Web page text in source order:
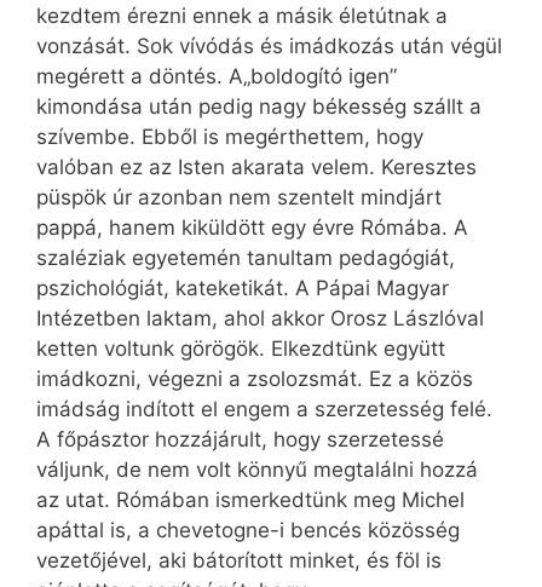
kezdtem érezni ennek a másik életútnak a
vonzását. Sok vívódás és imádkozás után végül
megérett a döntés. A„boldogító igen”
kimondása után pedig nagy békesség szállt a
szívembe. Ebből is megérthettem, hogy
valóban ez az Isten akarata velem. Keresztes
püspök úr azonban nem szentelt mindjárt
pappá, hanem kiküldött egy évre Rómába. A
szaléziak egyetemén tanultam pedagógiát,
pszichológiát, kateketikát. A Pápai Magyar
Intézetben laktam, ahol akkor Orosz Lászlóval
ketten voltunk görögök. Elkezdtünk együtt
imádkozni, végezni a zsolozsmát. Ez a közös
imádság indított el engem a szerzetesség felé.
A főpásztor hozzájárult, hogy szerzetessé
váljunk, de nem volt könnyű megtalálni hozzá
az utat. Rómában ismerkedtünk meg Michel
apáttal is, a chevetogne-i bencés közösség
vezetőjével, aki bátorított minket, és föl is